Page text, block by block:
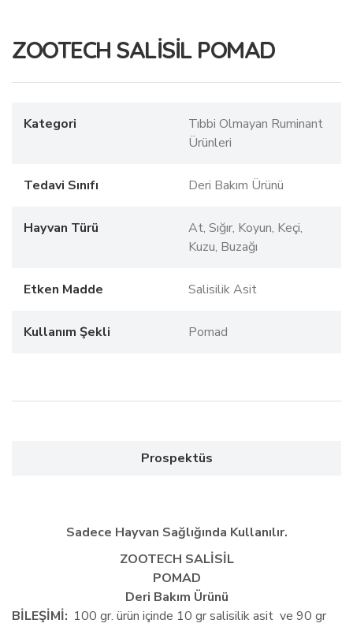
ZOOTECH SALİSİL POMAD
Kategori
Tıbbi Olmayan Ruminant
Ürünleri
Tedavi Sınıfı Deri Bakım Ürünü
Hayvan Türü
At, Sığır, Koyun, Keçi,
Kuzu, Buzağı
Etken Madde Salisilik Asit
Kullanım Şekli Pomad
Prospektüs
Sadece Hayvan Sağlığında Kullanılır.
ZOOTECH SALİSİL
POMAD
Deri Bakım Ürünü
BİLEŞİMİ: 100 gr. ürün içinde 10 gr salisilik asit  ve 90 gr